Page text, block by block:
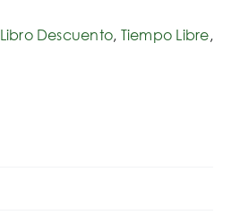
Libro Descuento, Tiempo Libre,